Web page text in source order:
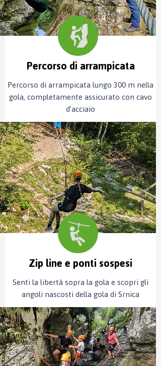
Percorso di arrampicata
Percorso di arrampicata lungo 300 m nella
gola, completamente assicurato con cavo
d’acciaio
Zip line e ponti sospesi
Senti la libertà sopra la gola e scopri gli
angoli nascosti della gola di Srnica